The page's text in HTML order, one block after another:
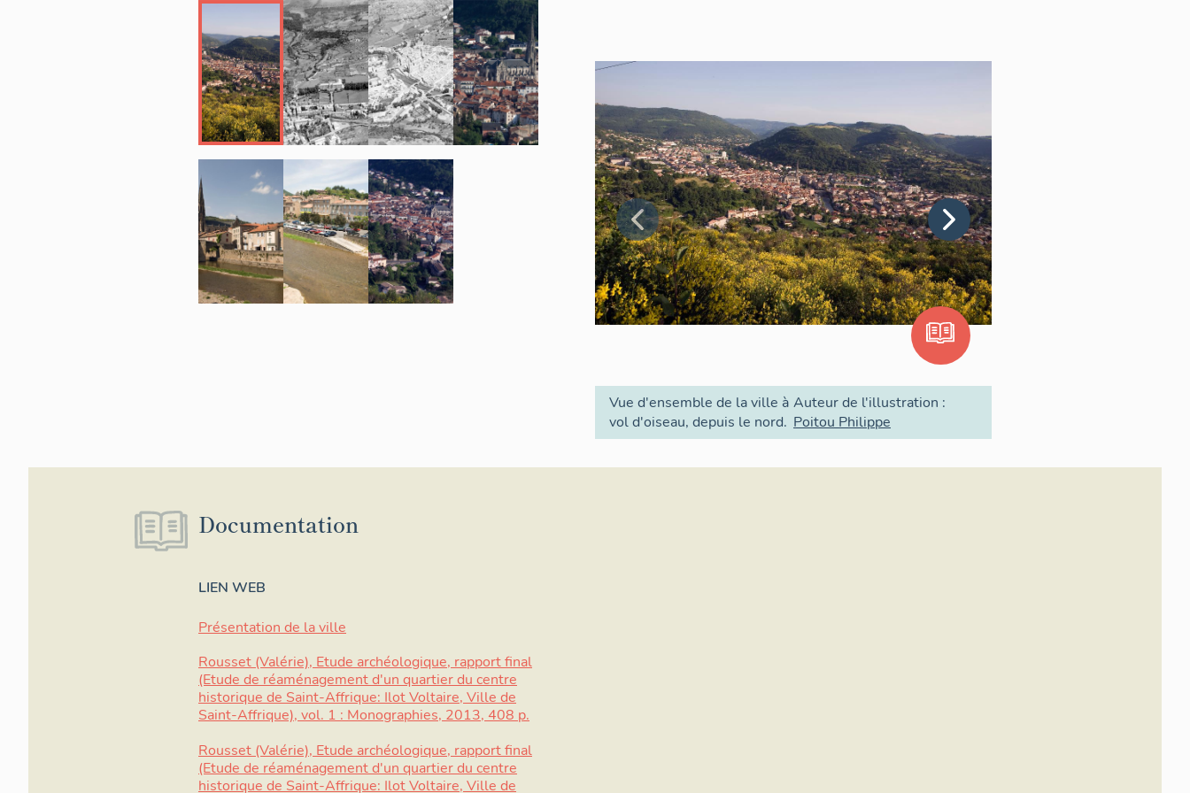
Vue d'ensemble de la ville à
vol d'oiseau, depuis le nord.
Auteur de l'illustration :
Poitou Philippe
Documentation
LIEN WEB
Présentation de la ville
Rousset (Valérie), Etude archéologique, rapport final
(Etude de réaménagement d'un quartier du centre
historique de Saint-Affrique: Ilot Voltaire, Ville de
Saint-Affrique), vol. 1 : Monographies, 2013, 408 p.
Rousset (Valérie), Etude archéologique, rapport final
(Etude de réaménagement d'un quartier du centre
historique de Saint-Affrique: Ilot Voltaire, Ville de